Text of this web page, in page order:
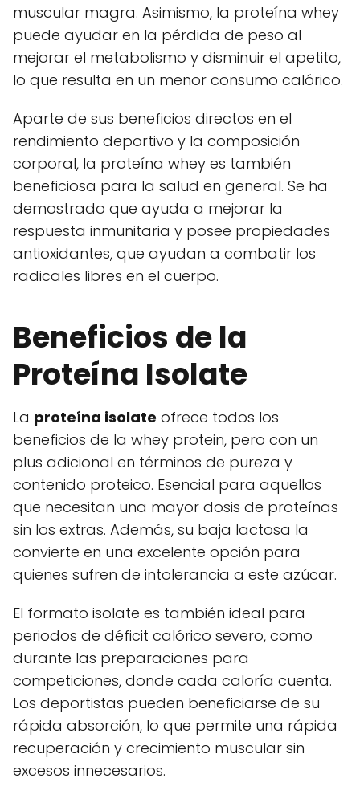
muscular magra. Asimismo, la proteína whey
puede ayudar en la pérdida de peso al
mejorar el metabolismo y disminuir el apetito,
lo que resulta en un menor consumo calórico.
Aparte de sus beneficios directos en el
rendimiento deportivo y la composición
corporal, la proteína whey es también
beneficiosa para la salud en general. Se ha
demostrado que ayuda a mejorar la
respuesta inmunitaria y posee propiedades
antioxidantes, que ayudan a combatir los
radicales libres en el cuerpo.
Beneficios de la
Proteína Isolate
La proteína isolate ofrece todos los
beneficios de la whey protein, pero con un
plus adicional en términos de pureza y
contenido proteico. Esencial para aquellos
que necesitan una mayor dosis de proteínas
sin los extras. Además, su baja lactosa la
convierte en una excelente opción para
quienes sufren de intolerancia a este azúcar.
El formato isolate es también ideal para
periodos de déficit calórico severo, como
durante las preparaciones para
competiciones, donde cada caloría cuenta.
Los deportistas pueden beneficiarse de su
rápida absorción, lo que permite una rápida
recuperación y crecimiento muscular sin
excesos innecesarios.